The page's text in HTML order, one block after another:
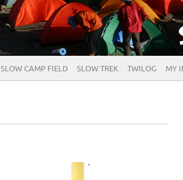
SLOW CAMP FIELD SLOW TREK TWILOG MY